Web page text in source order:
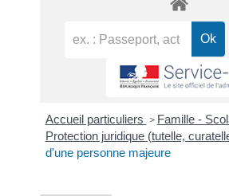
Accueil particuliers > Famille -
Protection juridique (tutelle,
d'une personne majeure